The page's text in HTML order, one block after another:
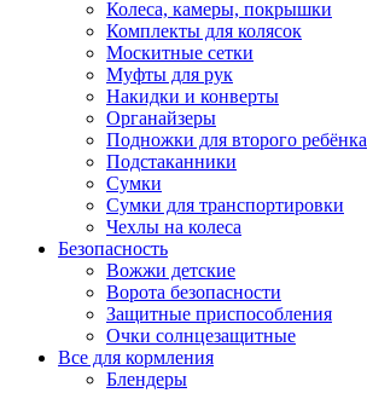
Колеса, камеры, покрышки
Комплекты для колясок
Москитные сетки
Муфты для рук
Накидки и конверты
Органайзеры
Подножки для второго ребёнка
Подстаканники
Сумки
Сумки для транспортировки
Чехлы на колеса
Безопасность
Вожжи детские
Ворота безопасности
Защитные приспособления
Очки солнцезащитные
Все для кормления
Блендеры